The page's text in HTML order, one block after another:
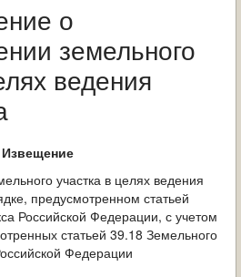
БОДАЙБО
о
земельного
ведения
Извещение
участка в целях ведения
предусмотренном статьей
Российской Федерации, с учетом
статьей 39.18 Земельного
Федерации